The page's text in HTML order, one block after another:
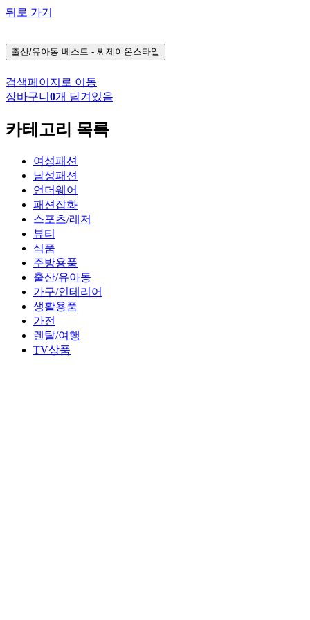
뒤로 가기
출산/유아동 베스트 - 씨제이온스타일
검색페이지로 이동
장바구니 0개 담겨있음
카테고리 목록
여성패션
남성패션
언더웨어
패션잡화
스포츠/레저
뷰티
식품
주방용품
출산/유아동
가구/인테리어
생활용품
가전
렌탈/여행
TV상품